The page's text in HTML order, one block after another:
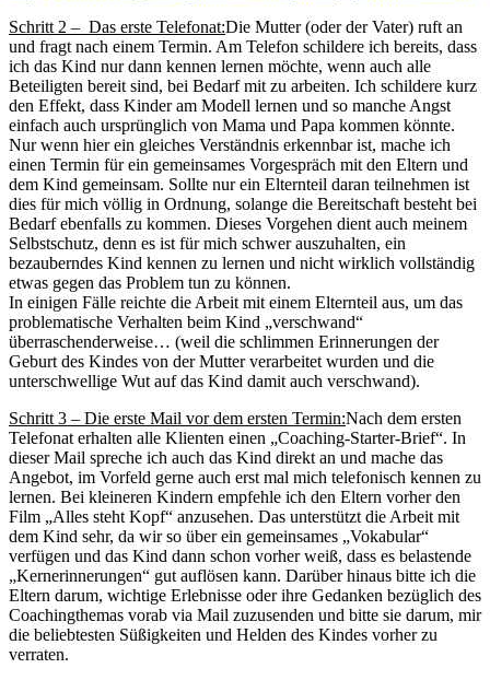
Schritt 2 – Das erste Telefonat:Die Mutter (oder der Vater) ruft an
und fragt nach einem Termin. Am Telefon schildere ich bereits, dass
ich das Kind nur dann kennen lernen möchte, wenn auch alle
Beteiligten bereit sind, bei Bedarf mit zu arbeiten. Ich schildere kurz
den Effekt, dass Kinder am Modell lernen und so manche Angst
einfach auch ursprünglich von Mama und Papa kommen könnte.
Nur wenn hier ein gleiches Verständnis erkennbar ist, mache ich
einen Termin für ein gemeinsames Vorgespräch mit den Eltern und
dem Kind gemeinsam. Sollte nur ein Elternteil daran teilnehmen ist
dies für mich völlig in Ordnung, solange die Bereitschaft besteht bei
Bedarf ebenfalls zu kommen. Dieses Vorgehen dient auch meinem
Selbstschutz, denn es ist für mich schwer auszuhalten, ein
bezauberndes Kind kennen zu lernen und nicht wirklich vollständig
etwas gegen das Problem tun zu können.
In einigen Fälle reichte die Arbeit mit einem Elternteil aus, um das
problematische Verhalten beim Kind „verschwand“
überraschenderweise… (weil die schlimmen Erinnerungen der
Geburt des Kindes von der Mutter verarbeitet wurden und die
unterschwellige Wut auf das Kind damit auch verschwand).
Schritt 3 – Die erste Mail vor dem ersten Termin:Nach dem ersten
Telefonat erhalten alle Klienten einen „Coaching-Starter-Brief“. In
dieser Mail spreche ich auch das Kind direkt an und mache das
Angebot, im Vorfeld gerne auch erst mal mich telefonisch kennen zu
lernen. Bei kleineren Kindern empfehle ich den Eltern vorher den
Film „Alles steht Kopf“ anzusehen. Das unterstützt die Arbeit mit
dem Kind sehr, da wir so über ein gemeinsames „Vokabular“
verfügen und das Kind dann schon vorher weiß, dass es belastende
„Kernerinnerungen“ gut auflösen kann. Darüber hinaus bitte ich die
Eltern darum, wichtige Erlebnisse oder ihre Gedanken bezüglich des
Coachingthemas vorab via Mail zuzusenden und bitte sie darum, mir
die beliebtesten Süßigkeiten und Helden des Kindes vorher zu
verraten.